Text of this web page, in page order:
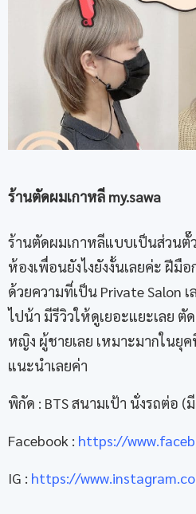
ร้านตัดผมเกาหลี my.sawa
ร้านตัดผมเกาหลีแบบเป็นส่วนตั๊
ห้องเพื่อนยังไงยังงั้นเลยค่ะ ฝีมื
ด้วยความที่เป็น Private Salon
ไปน้า มีรีวิวให้ดูเยอะแยะเลย ตั
หญิง ผู้ชายเลย เหมาะมากในยุ
แนะนำเลยค่า
พิกัด : BTS สนามเป้า นั่งรถต่อ (
Facebook : https://
IG : https://